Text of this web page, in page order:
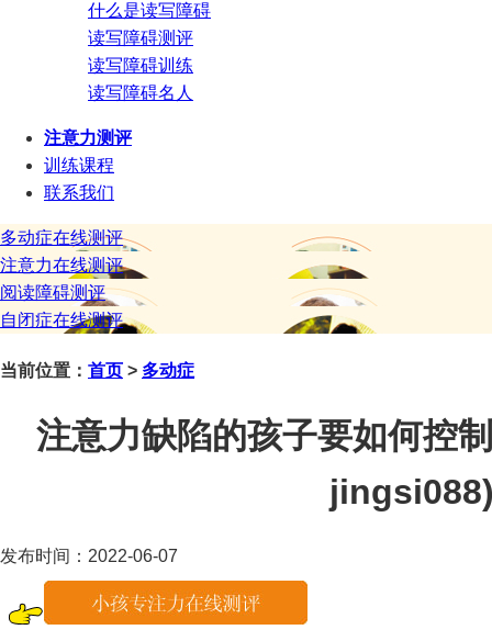
什么是读写障碍
读写障碍测评
读写障碍训练
读写障碍名人
注意力测评
训练课程
联系我们
多动症在线测评
注意力在线测评
阅读障碍测评
自闭症在线测评
当前位置： 首页 > 多动症
注意力缺陷的孩子要如何控
发布时间：2022-06-07